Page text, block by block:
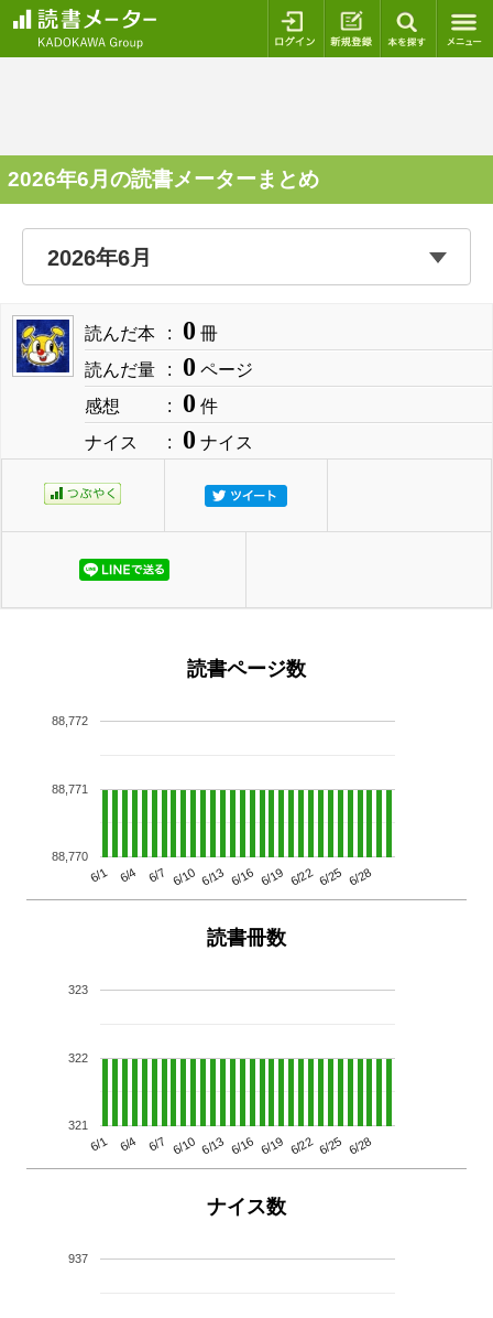
ログイン 新規登録
2026年6月の読書メーターまとめ
読んだ本 0 冊
読んだ量
0 ページ
感想
0 件
ナイス
0 ナイス
読書ページ数
6/1 6/4 6/7 6/10 6/13 6/16 6/19 6/22 6/25 6/28
88,770
88,771
88,772
読書冊数
6/1 6/4 6/7 6/10 6/13 6/16 6/19 6/22 6/25 6/28
321
322
323
ナイス数
937